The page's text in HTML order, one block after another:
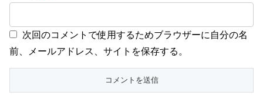
次回のコメントで使用するためブラウザーに自分の名
前、メールアドレス、サイトを保存する。